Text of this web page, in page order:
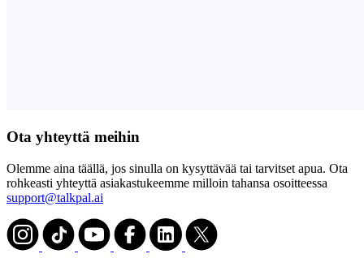
Ota yhteyttä meihin
Olemme aina täällä, jos sinulla on kysyttävää tai tarvitset apua. Ota
rohkeasti yhteyttä asiakastukeemme milloin tahansa osoitteessa
support@talkpal.ai